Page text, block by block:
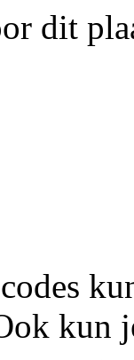
dit
kun